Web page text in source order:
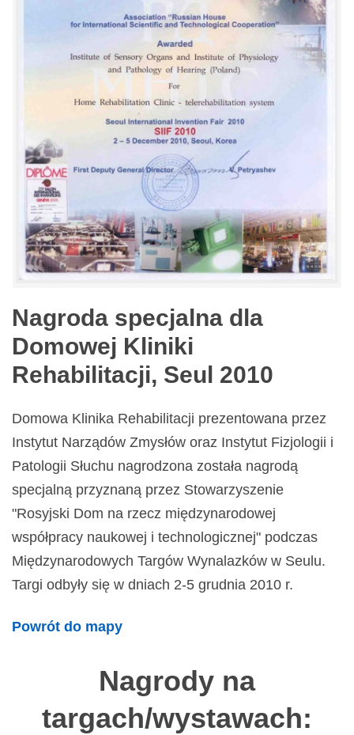
Nagroda specjalna dla
Domowej Kliniki
Rehabilitacji, Seul 2010
Domowa Klinika Rehabilitacji prezentowana przez
Instytut Narządów Zmysłów oraz Instytut Fizjologii i
Patologii Słuchu nagrodzona została nagrodą
specjalną przyznaną przez Stowarzyszenie
"Rosyjski Dom na rzecz międzynarodowej
współpracy naukowej i technologicznej" podczas
Międzynarodowych Targów Wynalazków w Seulu.
Targi odbyły się w dniach 2-5 grudnia 2010 r.
Powrót do mapy
Nagrody na
targach/wystawach: